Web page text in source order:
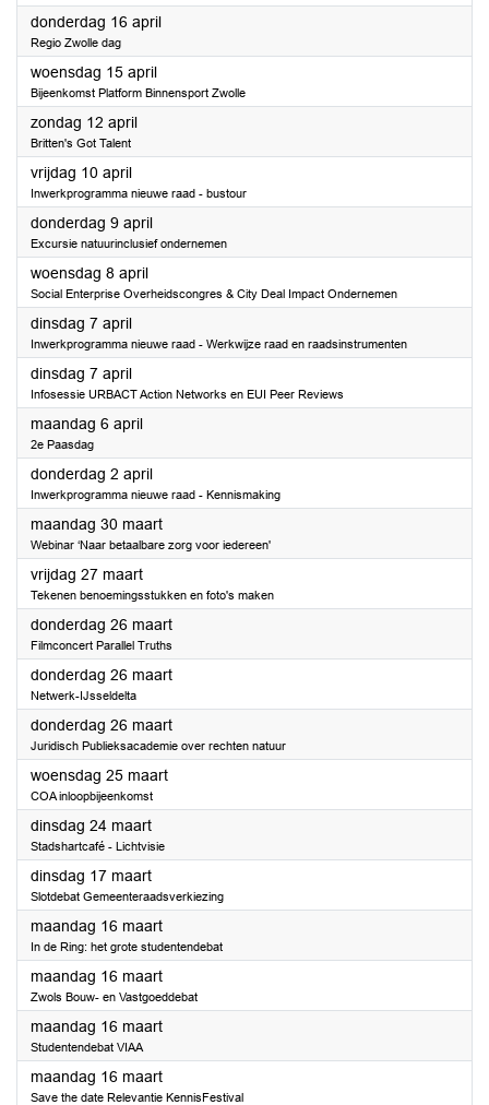
donderdag 16 april2026
Regio Zwolle dag
woensdag 15 april2026
Bijeenkomst Platform Binnensport Zwolle
zondag 12 april2026
Britten's Got Talent
vrijdag 10 april2026
Inwerkprogramma nieuwe raad - bustour
donderdag 9 april2026
Excursie natuurinclusief ondernemen
woensdag 8 april2026
Social Enterprise Overheidscongres & City Deal Impact Ondernemen
dinsdag 7 april2026
Inwerkprogramma nieuwe raad - Werkwijze raad en raadsinstrumenten
dinsdag 7 april2026
Infosessie URBACT Action Networks en EUI Peer Reviews
maandag 6 april2026
2e Paasdag
donderdag 2 april2026
Inwerkprogramma nieuwe raad - Kennismaking
maandag 30 maart2026
Webinar ‘Naar betaalbare zorg voor iedereen'
vrijdag 27 maart2026
Tekenen benoemingsstukken en foto's maken
donderdag 26 maart2026
Filmconcert Parallel Truths
donderdag 26 maart2026
Netwerk-IJsseldelta
donderdag 26 maart2026
Juridisch Publieksacademie over rechten natuur
woensdag 25 maart2026
COA inloopbijeenkomst
dinsdag 24 maart2026
Stadshartcafé - Lichtvisie
dinsdag 17 maart2026
Slotdebat Gemeenteraadsverkiezing
maandag 16 maart2026
In de Ring: het grote studentendebat
maandag 16 maart2026
Zwols Bouw- en Vastgoeddebat
maandag 16 maart2026
Studentendebat VIAA
maandag 16 maart2026
Save the date Relevantie KennisFestival